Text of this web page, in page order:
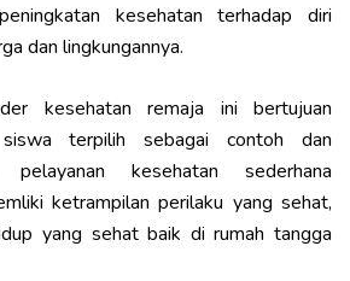
kesehatan terhadap diri
dan lingkungannya.
kesehatan remaja ini bertujuan
terpilih sebagai contoh dan
kesehatan sederhana
ketrampilan perilaku yang sehat,
yang sehat baik di rumah tangga